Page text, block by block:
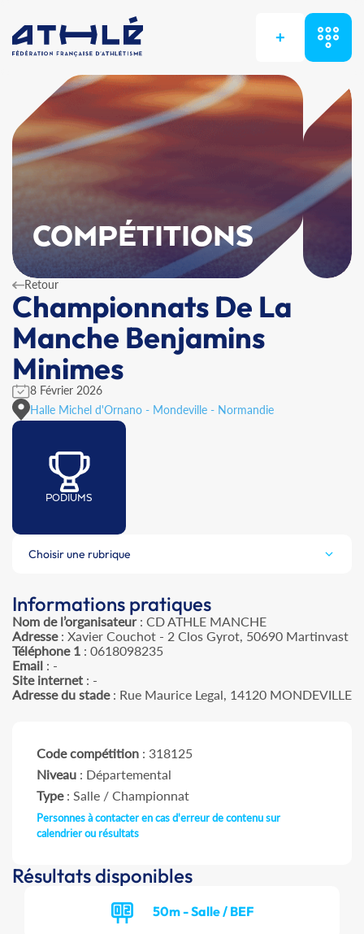
+
COMPÉTITIONS
Retour
Championnats De La
Manche Benjamins
Minimes
8 Février 2026
Halle Michel d'Ornano - Mondeville - Normandie
PODIUMS
Choisir une rubrique
Informations pratiques
Nom de l’organisateur: CD ATHLE MANCHE
Adresse: Xavier Couchot - 2 Clos Gyrot, 50690 Martinvast
Téléphone 1 : 0618098235
Email : -
Site internet : -
Adresse du stade: Rue Maurice Legal, 14120 MONDEVILLE
Code compétition : 318125
Niveau : Départemental
Type: Salle / Championnat
Personnes à contacter en cas d'erreur de contenu sur
calendrier ou résultats
Résultats disponibles
50m - Salle / BEF